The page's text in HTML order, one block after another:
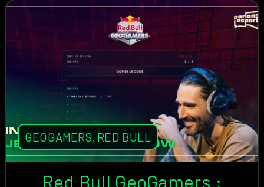
GEOGAMERS, RED BULL
Red Bull GeoGamers :